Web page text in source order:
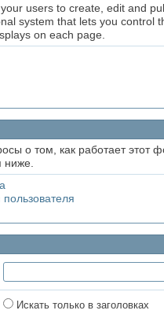
users to create, edit and
system that lets you
on each page.
о том, как работает
ниже.
Искать только в заголовках